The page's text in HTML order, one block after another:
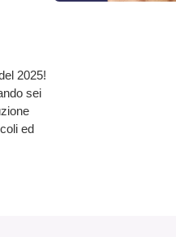
2025!
sei
ed